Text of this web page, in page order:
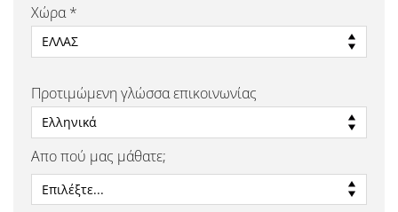
Χώρα *
Προτιμώμενη γλώσσα επικοινωνίας
Απο πού μας μάθατε;